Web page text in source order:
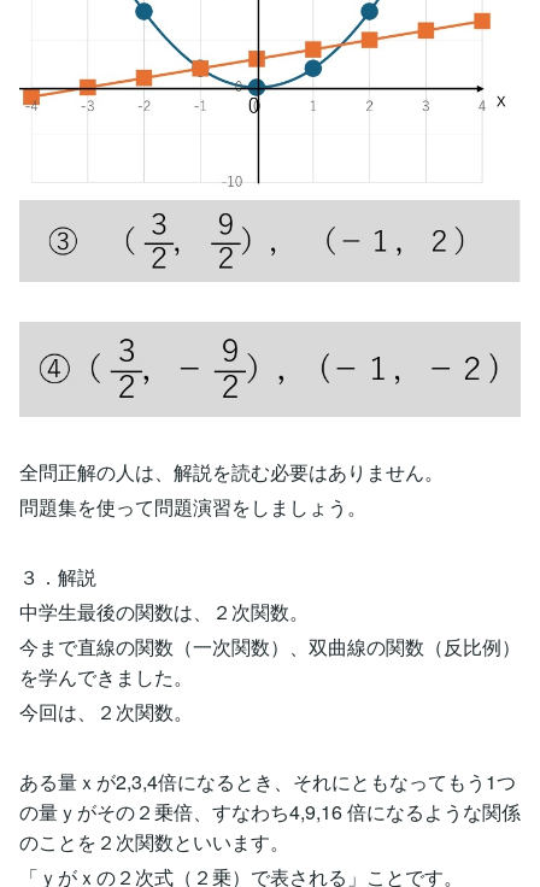
全問正解の人は、解説を読む必要はありません。
問題集を使って問題演習をしましょう。
３．解説
中学生最後の関数は、２次関数。
今まで直線の関数（一次関数）、双曲線の関数（反比例）
を学んできました。
今回は、２次関数。
ある量ｘが2,3,4倍になるとき、それにともなってもう1つ
の量ｙがその２乗倍、すなわち4,9,16 倍になるような関係
のことを２次関数といいます。
「ｙがｘの２次式（２乗）で表される」ことです。